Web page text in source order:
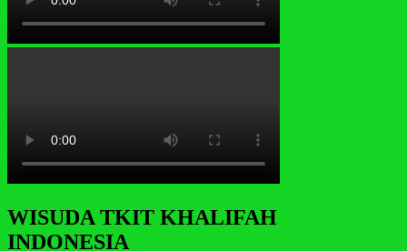
WISUDA TKIT KHALIFAH
INDONESIA